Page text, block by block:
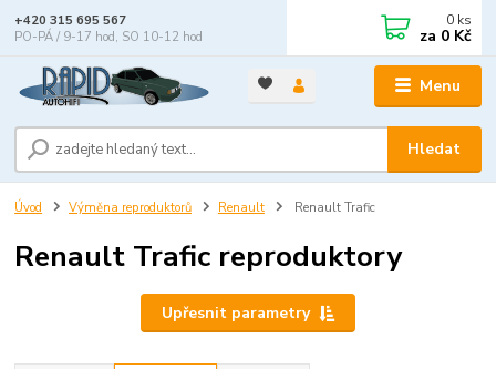
Menu
Hledat
+420 315 695 567
PO-PÁ / 9-17 hod, SO 10-12 hod
0 ks
za 0 Kč
Úvod Výměna reproduktorů Renault Renault Trafic
Renault Trafic reproduktory
Upřesnit parametry